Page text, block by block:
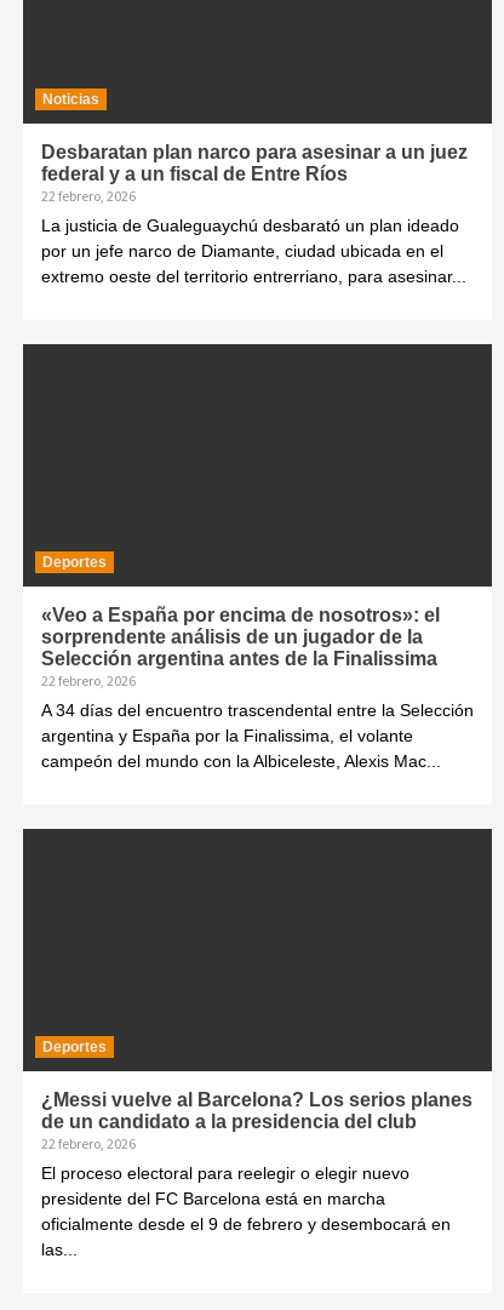
Noticias
Desbaratan plan narco para asesinar a un juez
federal y a un fiscal de Entre Ríos
22 febrero, 2026
La justicia de Gualeguaychú desbarató un plan ideado
por un jefe narco de Diamante, ciudad ubicada en el
extremo oeste del territorio entrerriano, para asesinar...
Deportes
«Veo a España por encima de nosotros»: el
sorprendente análisis de un jugador de la
Selección argentina antes de la Finalissima
22 febrero, 2026
A 34 días del encuentro trascendental entre la Selección
argentina y España por la Finalissima, el volante
campeón del mundo con la Albiceleste, Alexis Mac...
Deportes
¿Messi vuelve al Barcelona? Los serios planes
de un candidato a la presidencia del club
22 febrero, 2026
El proceso electoral para reelegir o elegir nuevo
presidente del FC Barcelona está en marcha
oficialmente desde el 9 de febrero y desembocará en
las...